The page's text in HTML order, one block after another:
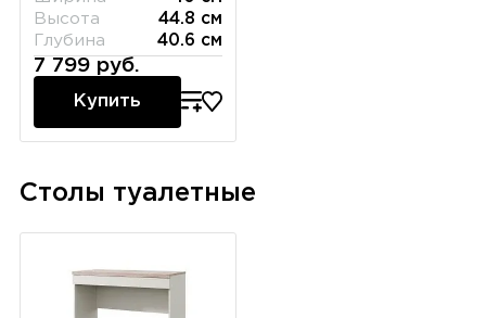
Высота
44.8 см
Глубина
40.6 см
7 799 руб.
Купить
Столы туалетные